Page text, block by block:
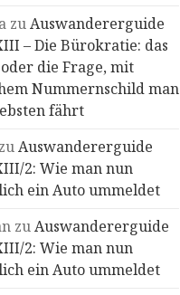
zuAuswandererguide
– Die Bürokratie: das
die Frage, mit
Nummernschild man
fährt
zuAuswandererguide
2: Wie man nun
ein Auto ummeldet
zuAuswandererguide
2: Wie man nun
ein Auto ummeldet